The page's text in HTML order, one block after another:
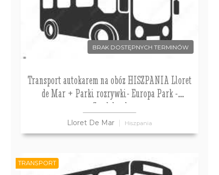
BRAK DOSTĘPNYCH TERMINÓW
Transport autokarem na obóz HISZPANIA Lloret
de Mar + Parki rozrywki- Europa Park -
Gardaland
Lloret De Mar Hiszpania
TRANSPORT